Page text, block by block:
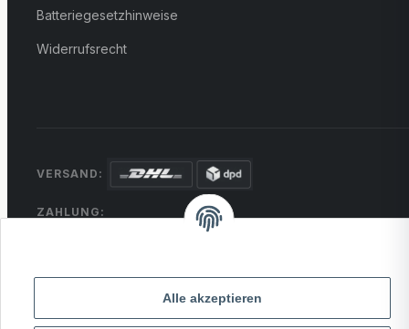
Alle akzeptieren
Batteriegesetzhinweise
Widerrufsrecht
VERSAND:
ZAHLUNG:
MasterCard
* Alle Preise inkl. gesetzlicher USt., zzgl. Versand